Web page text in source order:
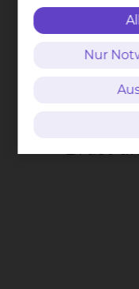
Brust
Nur